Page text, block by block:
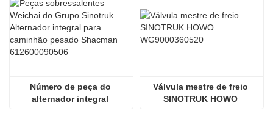
Número de peça do
alternador integral
Válvula mestre de freio
SINOTRUK HOWO